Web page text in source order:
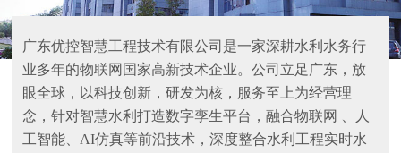
广东优控智慧工程技术有限公司是一家深耕水利水务行
业多年的物联网国家高新技术企业。公司立足广东，放
眼全球，以科技创新，研发为核，服务至上为经营理
念，针对智慧水利打造数字孪生平台，融合物联网 、人
工智能、AI仿真等前沿技术，深度整合水利工程实时水